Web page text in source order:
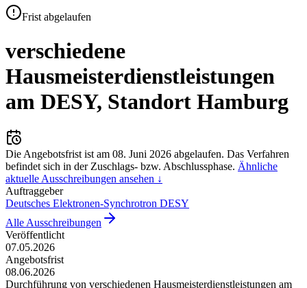
Frist abgelaufen
verschiedene
Hausmeisterdienstleistungen
am DESY, Standort Hamburg
Die Angebotsfrist ist am 08. Juni 2026 abgelaufen. Das Verfahren
befindet sich in der Zuschlags- bzw. Abschlussphase. Ähnliche
aktuelle Ausschreibungen ansehen ↓
Auftraggeber
Deutsches Elektronen-Synchrotron DESY
Alle Ausschreibungen
Veröffentlicht
07.05.2026
Angebotsfrist
08.06.2026
Durchführung von verschiedenen Hausmeisterdienstleistungen am